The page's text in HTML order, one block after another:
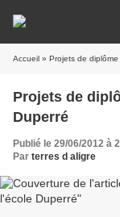
Accueil » Projets de
Projets de
Duperré
Publié le 29/06/2012 à
Par terres d aligre